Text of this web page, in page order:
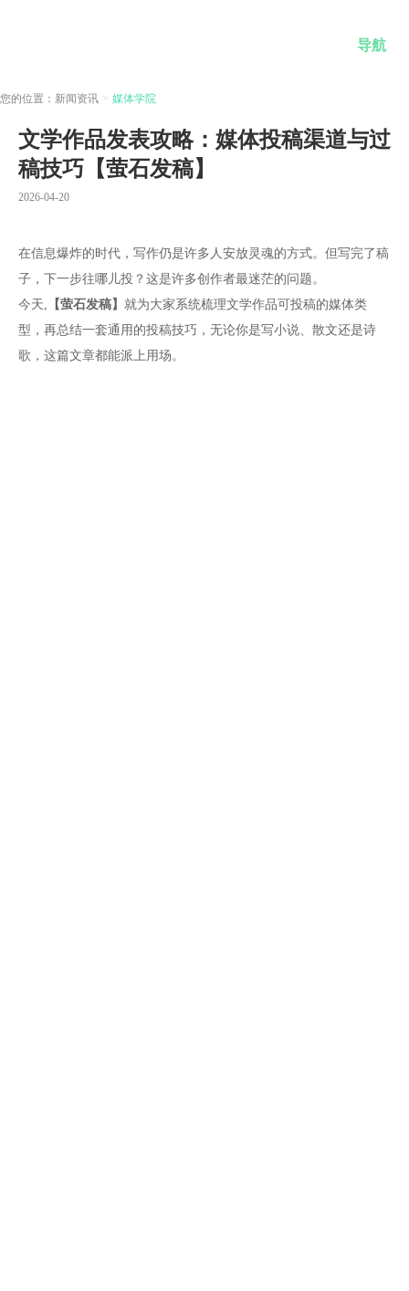
导航
您的位置： 新闻资讯 > 媒体学院
文学作品发表攻略：媒体投稿渠道与过
稿技巧【萤石发稿】
2026-04-20
在信息爆炸的时代，写作仍是许多人安放灵魂的方式。但写完了稿
子，下一步往哪儿投？这是许多创作者最迷茫的问题。
今天, 【萤石发稿】 就为大家系统梳理文学作品可投稿的媒体类
型，再总结一套通用的投稿技巧，无论你是写小说、散文还是诗
歌，这篇文章都能派上用场。